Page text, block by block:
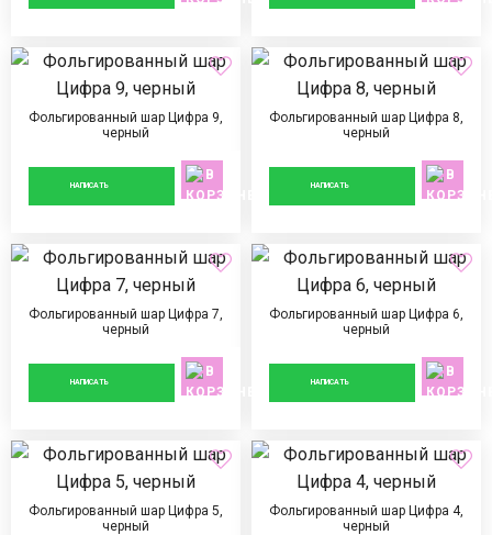
Фольгированный шар Цифра 9,
черный
890 ₽
НАПИСАТЬ
Фольгированный шар Цифра 8,
черный
890 ₽
НАПИСАТЬ
Фольгированный шар Цифра 7,
черный
890 ₽
НАПИСАТЬ
Фольгированный шар Цифра 6,
черный
890 ₽
НАПИСАТЬ
Фольгированный шар Цифра 5,
черный
Фольгированный шар Цифра 4,
черный